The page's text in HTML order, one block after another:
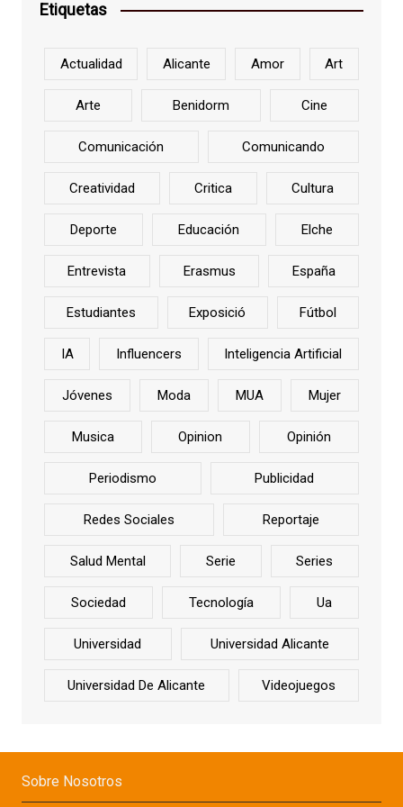
Etiquetas
Actualidad Alicante Amor Art
Arte Benidorm Cine
Comunicación Comunicando
Creatividad Critica Cultura
Deporte Educación Elche
Entrevista Erasmus España
Estudiantes Exposició Fútbol
IA Influencers Inteligencia Artificial
Jóvenes Moda MUA Mujer
Musica Opinion Opinión
Periodismo Publicidad
Redes Sociales Reportaje
Salud Mental Serie Series
Sociedad Tecnología Ua
Universidad Universidad Alicante
Universidad De Alicante Videojuegos
Sobre Nosotros